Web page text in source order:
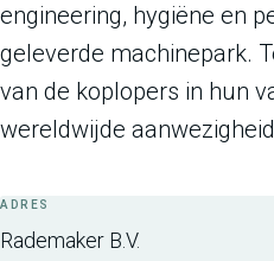
engineering, hygiëne en
geleverde machinepark.
van de koplopers in hun
wereldwijde
ADRES
Rademaker B.V.